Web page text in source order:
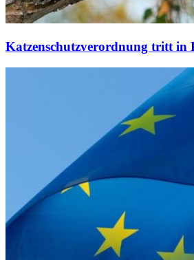
Katzenschutzverordnung tritt in